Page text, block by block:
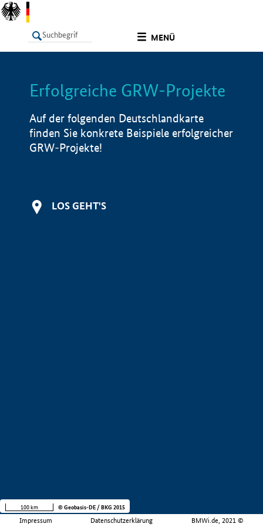
MENÜ
LISTE Info
Erfolgreiche GRW-Projekte
Auf der folgenden Deutschlandkarte
finden Sie konkrete Beispiele erfolgreicher
GRW-Projekte!
LOS GEHT'S
Impressum Datenschutzerklärung BMWi.de, 2021 ©
100 km © Geobasis-DE / BKG 2015